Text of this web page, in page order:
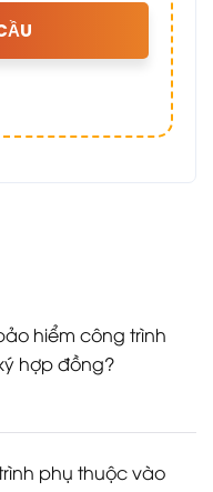
hiểm công trình
hợp đồng?
phụ thuộc vào